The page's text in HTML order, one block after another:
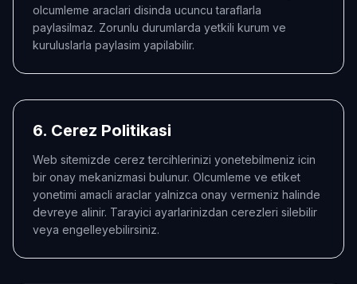
olcumleme araclari disinda ucuncu taraflarla
paylasilmaz. Zorunlu durumlarda yetkili kurum ve
kuruluslarla paylasim yapilabilir.
6. Cerez Politikasi
Web sitemizde cerez tercihlerinizi yonetebilmeniz icin
bir onay mekanizmasi bulunur. Olcumleme ve etiket
yonetimi amacli araclar yalnizca onay vermeniz halinde
devreye alinir. Tarayici ayarlarinizdan cerezleri silebilir
veya engelleyebilirsiniz.